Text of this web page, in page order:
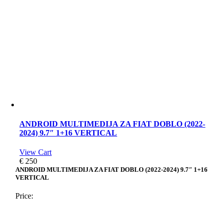
ANDROID MULTIMEDIJA ZA FIAT DOBLO (2022-
2024) 9.7″ 1+16 VERTICAL
View Cart
€ 250
ANDROID MULTIMEDIJA ZA FIAT DOBLO (2022-2024) 9.7″ 1+16
VERTICAL
Price: